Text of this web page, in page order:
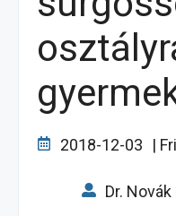
2018-12-03 |
Dr.